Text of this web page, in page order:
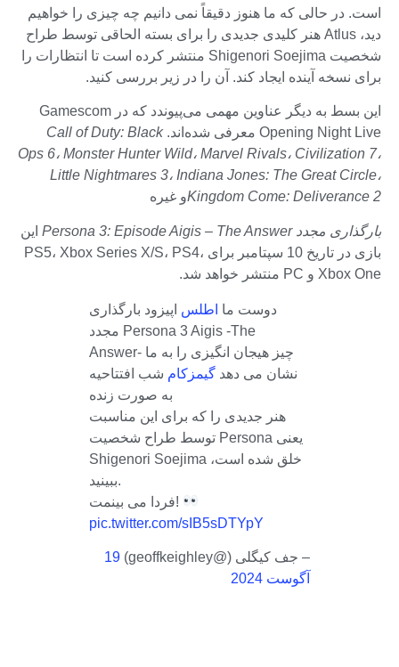
است. در حالی که ما هنوز دقیقاً نمی دانیم چه چیزی را خواهیم
دید، Atlus هنر کلیدی جدیدی را برای بسته الحاقی توسط طراح
شخصیت Shigenori Soejima منتشر کرده است تا انتظارات را
برای نسخه آینده ایجاد کند. آن را در زیر بررسی کنید.
این بسط به دیگر عناوین مهمی می‌پیوندد که در Gamescom
Opening Night Live معرفی شده‌اند.
Call of Duty: Black
Ops 6، Monster Hunter Wild، Marvel Rivals، Civilization 7،
Little Nightmares 3، Indiana Jones: The Great Circle،
Kingdom Come: Deliverance 2و غیره
بارگذاری مجدد Persona 3: Episode Aigis – The Answer
این
بازی در تاریخ 10 سپتامبر برای PS5، Xbox Series X/S، PS4،
Xbox One و PC منتشر خواهد شد.
دوست ما اطلس اپیزود بارگذاری
مجدد Persona 3 Aigis -The
Answer- چیز هیجان انگیزی را به ما
نشان می دهد گیمزکام شب افتتاحیه
به صورت زنده
هنر جدیدی را که برای این مناسبت
توسط طراح شخصیت Persona یعنی
Shigenori Soejima خلق شده است،
ببینید.
فردا می بینمت!
pic.twitter.com/sIB5sDTYpY
– جف کیگلی (@geoffkeighley)
19
آگوست 2024